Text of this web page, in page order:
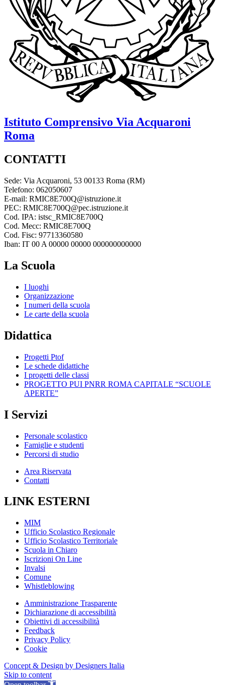
Istituto Comprensivo Via Acquaroni
Roma
CONTATTI
Sede: Via Acquaroni, 53 00133 Roma (RM)
Telefono: 062050607
E-mail: RMIC8E700Q@istruzione.it
PEC: RMIC8E700Q@pec.istruzione.it
Cod. IPA: istsc_RMIC8E700Q
Cod. Mecc: RMIC8E700Q
Cod. Fisc: 97713360580
Iban: IT 00 A 00000 00000 000000000000
La Scuola
I luoghi
Organizzazione
I numeri della scuola
Le carte della scuola
Didattica
Progetti Ptof
Le schede didattiche
I progetti delle classi
PROGETTO PUI PNRR ROMA CAPITALE “SCUOLE
APERTE”
I Servizi
Personale scolastico
Famiglie e studenti
Percorsi di studio
Area Riservata
Contatti
LINK ESTERNI
MIM
Ufficio Scolastico Regionale
Ufficio Scolastico Territoriale
Scuola in Chiaro
Iscrizioni On Line
Invalsi
Comune
Whistleblowing
Amministrazione Trasparente
Dichiarazione di accessibilità
Obiettivi di accessibilità
Feedback
Privacy Policy
Cookie
Concept & Design by Designers Italia
Skip to content